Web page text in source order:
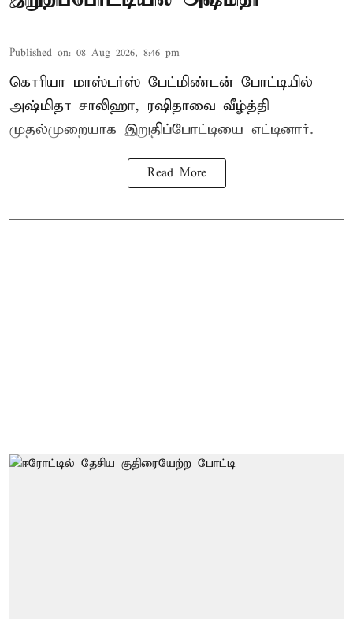
Published on: 08 Aug 2026, 8:46 pm
கொரியா மாஸ்டர்ஸ் பேட்மிண்டன் போட்டியில்
அஷ்மிதா சாலிஹா, ரஷிதாவை வீழ்த்தி
முதல்முறையாக இறுதிப்போட்டியை எட்டினார்.
Read More